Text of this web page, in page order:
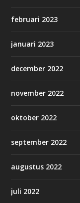
februari 2023
januari 2023
december 2022
november 2022
oktober 2022
september 2022
augustus 2022
juli 2022